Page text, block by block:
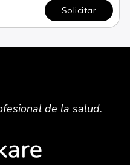
Solicitar
de la salud.